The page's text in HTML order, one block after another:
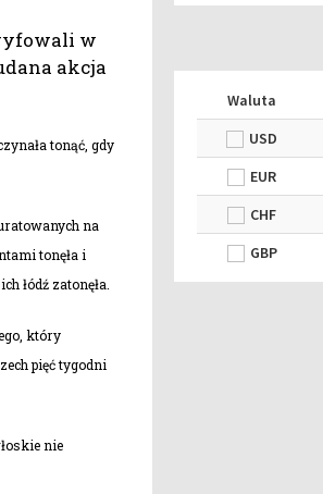
w
akcja
tonąć, gdy
na
tonęła i
łódź zatonęła.
który
pięć tygodni
nie
Waluta
USD
EUR
CHF
GBP